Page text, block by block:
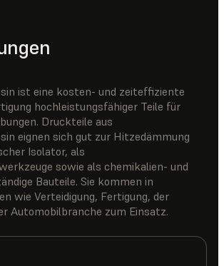
ist eine kosten- und zeiteffiziente
hochleistungsfähiger Teile für
Druckteile aus
eignen sich gut zur Hitzedämmung
Isolator, als
sowie als chemikalien- und
Bauteile. Sie kommen in
wie Verteidigung, Fertigung, der
Automobilbranche zum Einsatz.